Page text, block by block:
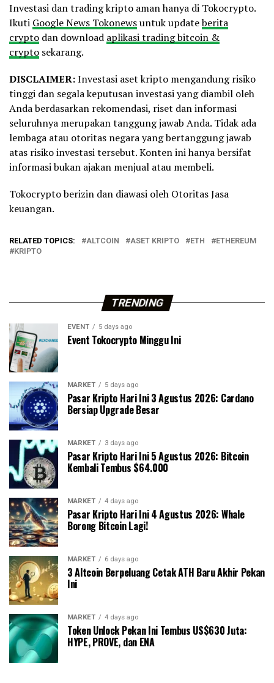
Investasi dan trading kripto aman hanya di Tokocrypto.
Ikuti Google News Tokonewsuntuk updateberita
crypto dan download aplikasi trading bitcoin &
crypto sekarang.
DISCLAIMER:Investasi aset kripto mengandung risiko
tinggi dan segala keputusan investasi yang diambil oleh
Anda berdasarkan rekomendasi, riset dan informasi
seluruhnya merupakan tanggung jawab Anda. Tidak ada
lembaga atau otoritas negara yang bertanggung jawab
atas risiko investasi tersebut. Konten ini hanya bersifat
informasi bukan ajakan menjual atau membeli.
Tokocrypto berizin dan diawasi oleh Otoritas Jasa
keuangan.
RELATED TOPICS: ALTCOIN ASET KRIPTO ETH
ETHEREUM
KRIPTO
TRENDING
EVENT 5 days ago
Event Tokocrypto Minggu Ini
MARKET 5 days ago
Pasar Kripto Hari Ini 3 Agustus 2026: Cardano
Bersiap Upgrade Besar
MARKET 3 days ago
Pasar Kripto Hari Ini 5 Agustus 2026: Bitcoin
Kembali Tembus $64.000
MARKET 4 days ago
Pasar Kripto Hari Ini 4 Agustus 2026: Whale
Borong Bitcoin Lagi!
MARKET 6 days ago
3 Altcoin Berpeluang Cetak ATH Baru Akhir Pekan
Ini
MARKET 4 days ago
Token Unlock Pekan Ini Tembus US$630 Juta:
HYPE, PROVE, dan ENA